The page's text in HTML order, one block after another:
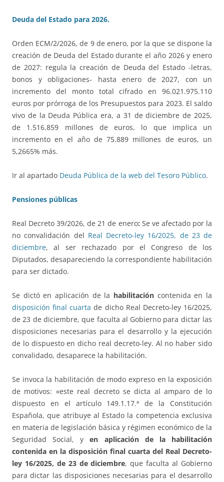
Deuda del Estado para 2026.
Orden ECM/2/2026, de 9 de enero, por la que se dispone la
creación de Deuda del Estado durante el año 2026 y enero
de 2027: regula la creación de Deuda del Estado -letras,
bonos y obligaciones- hasta enero de 2027, con un
incremento del monto total cifrado en 96.021.975.110
euros por prórroga de los Presupuestos para 2023. El saldo
vivo de la Deuda Pública era, a 31 de diciembre de 2025,
de 1.516.859 millones de euros, lo que implica un
incremento en el año de 75.889 millones de euros, un
5,2665% más.
Ir al apartado Deuda Pública de la web del Tesoro Público.
Pensiones públicas
Real Decreto 39/2026, de 21 de enero: Se ve afectado por la
no convalidación del Real Decreto-ley 16/2025, de 23 de
diciembre, al ser rechazado por el Congreso de los
Diputados, desapareciendo la correspondiente habilitación
para ser dictado.
Se dictó en aplicación de la habilitación contenida en la
disposición final cuarta de dicho Real Decreto-ley 16/2025,
de 23 de diciembre, que faculta al Gobierno para dictar las
disposiciones necesarias para el desarrollo y la ejecución
de lo dispuesto en dicho real decreto-ley. Al no haber sido
convalidado, desaparece la habilitación.
Se invoca la habilitación de modo expreso en la exposición
de motivos: «este real decreto se dicta al amparo de lo
dispuesto en el artículo 149.1.17.ª de la Constitución
Española, que atribuye al Estado la competencia exclusiva
en materia de legislación básica y régimen económico de la
Seguridad Social, yen aplicación de la habilitación
contenida en la disposición final cuarta del Real Decreto-
ley 16/2025, de 23 de diciembre, que faculta al Gobierno
para dictar las disposiciones necesarias para el desarrollo